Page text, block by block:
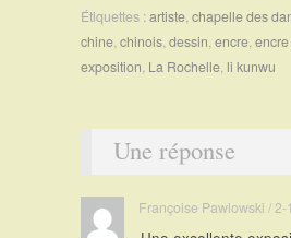
Étiquettes :artiste,chapelle des
chine,chinois,dessin,encre,
exposition, La Rochelle, li kunwu
Une réponse
Françoise Pawlowski / 2-